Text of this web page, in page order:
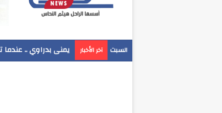
السبت آخر الأخبار مدير تعليم البحر